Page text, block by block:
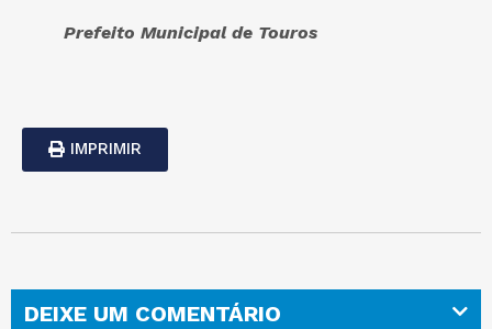
Prefeito Municipal de Touros
IMPRIMIR
DEIXE UM COMENTÁRIO